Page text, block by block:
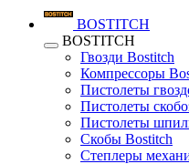
BOSTITCH
BOSTITCH
Гвозди Bostitch
Компрессоры
Пистолеты
Пистолеты
Пистолеты
Скобы Bostitch
Степлеры